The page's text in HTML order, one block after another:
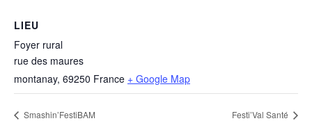
LIEU
Foyer rural
rue des maures
montanay, 69250 France + Google Map
Smashin’FestiBAM Festi’Val Santé